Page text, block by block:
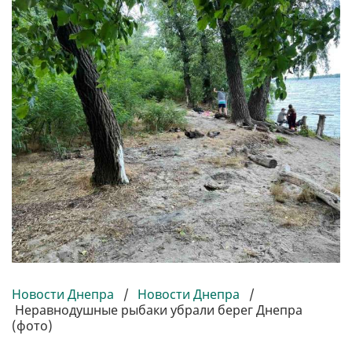
Новости Днепра / Новости Днепра
/
Неравнодушные рыбаки убрали берег Днепра
(фото)